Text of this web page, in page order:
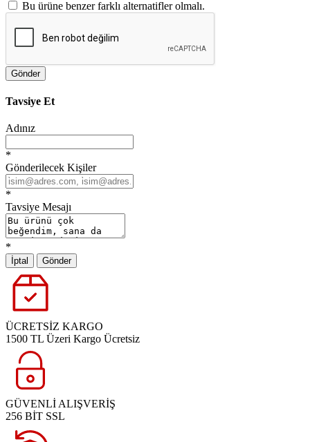
Bu ürüne benzer farklı alternatifler olmalı.
Gönder
Tavsiye Et
Adınız
*
Gönderilecek Kişiler
*
Tavsiye Mesajı
*
İptal Gönder
ÜCRETSİZ KARGO
1500 TL Üzeri Kargo Ücretsiz
GÜVENLİ ALIŞVERİŞ
256 BİT SSL